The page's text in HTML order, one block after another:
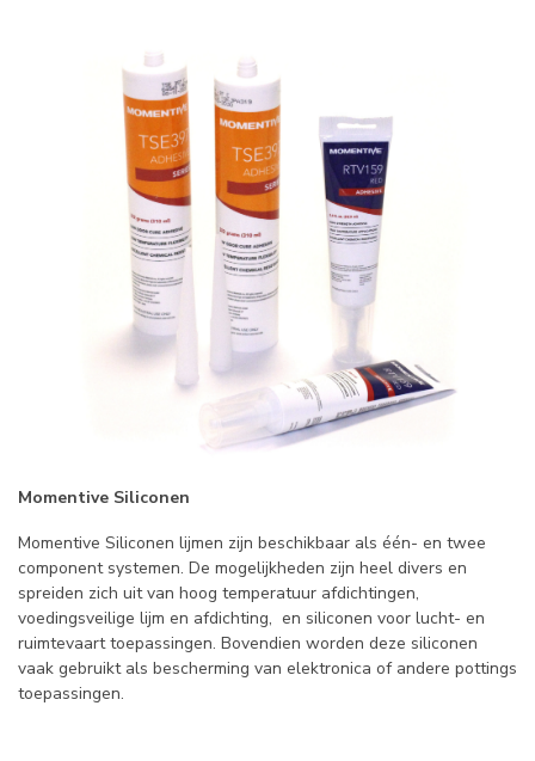
Momentive Siliconen
Momentive Siliconen lijmen zijn beschikbaar als één- en twee
component systemen. De mogelijkheden zijn heel divers en
spreiden zich uit van hoog temperatuur afdichtingen,
voedingsveilige lijm en afdichting, en siliconen voor lucht- en
ruimtevaart toepassingen. Bovendien worden deze siliconen
vaak gebruikt als bescherming van elektronica of andere pottings
toepassingen.